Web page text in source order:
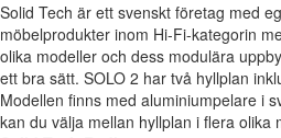
Solid Tech är ett svenskt företag med
möbelprodukter inom Hi-Fi-kategorin
olika modeller och dess modulära
ett bra sätt. SOLO 2 har två hyllplan
Modellen finns med aluminiumpelare i
kan du välja mellan hyllplan i flera olika